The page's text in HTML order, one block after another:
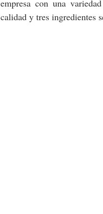
empresa con una
calidad y tres ingredientes